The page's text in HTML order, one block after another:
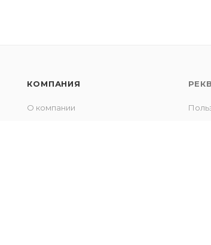
КОМПАНИЯ
О компании